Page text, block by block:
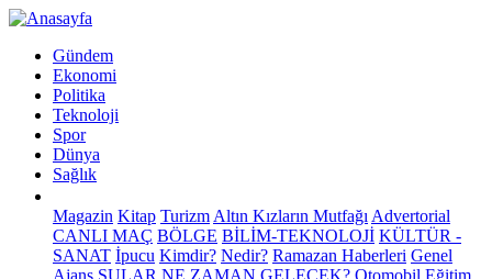
Gündem
Ekonomi
Politika
Teknoloji
Spor
Dünya
Sağlık
Magazin Kitap Turizm Altın Kızların Mutfağı Advertorial
CANLI MAÇ BÖLGE BİLİM-TEKNOLOJİ KÜLTÜR -
SANAT İpucu Kimdir? Nedir? Ramazan Haberleri Genel
Ajans SULAR NE ZAMAN GELECEK? Otomobil Eğitim